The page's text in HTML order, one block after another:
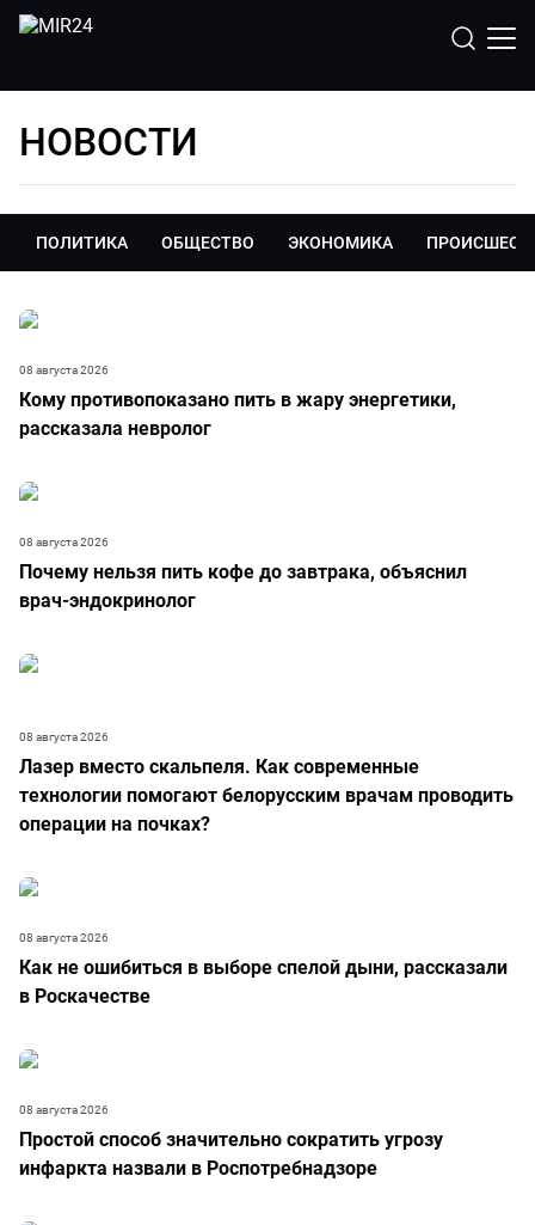
НОВОСТИ
ПОЛИТИКА ОБЩЕСТВО ЭКОНОМИКА
Кому противопоказано пить в жару энергетики,
рассказала невролог
08 августа 2026
Почему нельзя пить кофе до завтрака, объяснил
врач-эндокринолог
08 августа 2026
Лазер вместо скальпеля. Как современные
технологии помогают белорусским врачам проводить
операции на почках?
08 августа 2026
Как не ошибиться в выборе спелой дыни, рассказали
в Роскачестве
08 августа 2026
Простой способ значительно сократить угрозу
инфаркта назвали в Роспотребнадзоре
08 августа 2026